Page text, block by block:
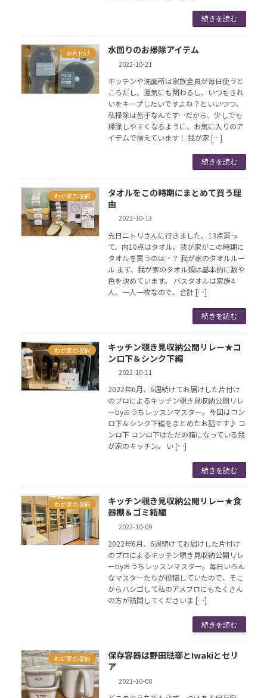
続きを読む
お片付け 水回りのお掃除アイテム
2022-10-21
キッチンや洗面所は家族全員が毎日使うと
ころだし、運気にも関わるし、いつもきれ
いをキープしたいですよね？といいつつ、
私掃除は苦手なんです…だから、少しでも
掃除しやすくなるように、お気に入りのア
イテムで揃えています！ 我が家 […]
続きを読む
わが家の収納
タオルをこの時期にまとめて買う理
由
2022-10-13
先日ニトリさんに行きました。13点買っ
て、内10点はタオル。我が家がこの時期に
タオルを買うのは…？ 我が家のタオルルー
ル まず、我が家のタオル類は基本的に数や
色を決めています。 バスタオルは家族4
人、一人一枚なので、合計 […]
続きを読む
わが家の収納
キッチン覗き見収納公開リレー★コ
ンロ下＆シンク下編
2022-10-11
2022年6月、6週続けてお届けした片付け
のプロによるキッチン覗き見収納公開リレ
ーbyおうちレッスンマスター。今回はコン
ロ下＆シンク下編をまとめたお話です♪ コ
ンロ下 コンロ下はただの箱になっている我
が家のキッチン。 い […]
続きを読む
わが家の収納
キッチン覗き見収納公開リレー★食
器棚＆ゴミ箱編
2022-10-09
2022年6月、6週続けてお届けした片付け
のプロによるキッチン覗き見収納公開リレ
ーbyおうちレッスンマスター。毎日いろん
なマスターたちが投稿していたので、そこ
からハシゴして私のアメブロにもたくさん
の方が訪問してくださいま […]
続きを読む
わが家の収納
保存容器は野田琺瑯とIwakiとセリ
ア
2021-10-08